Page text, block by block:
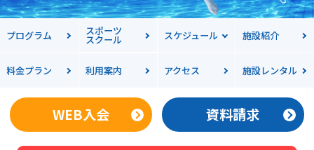
プログラム スポーツ
スクール スケジュール 施設紹介
料金プラン 利用案内 アクセス 施設レンタル
WEB入会 資料請求